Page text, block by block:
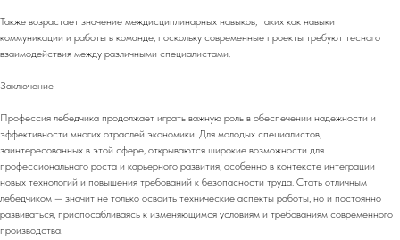
Также возрастает значение междисциплинарных навыков, таких как навыки
коммуникации и работы в команде, поскольку современные проекты требуют тесного
взаимодействия между различными специалистами.
Заключение
Профессия лебедчика продолжает играть важную роль в обеспечении надежности и
эффективности многих отраслей экономики. Для молодых специалистов,
заинтересованных в этой сфере, открываются широкие возможности для
профессионального роста и карьерного развития, особенно в контексте интеграции
новых технологий и повышения требований к безопасности труда. Стать отличным
лебедчиком — значит не только освоить технические аспекты работы, но и постоянно
развиваться, приспосабливаясь к изменяющимся условиям и требованиям современного
производства.